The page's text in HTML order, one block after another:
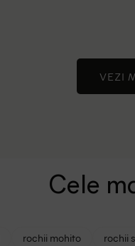
VEZI
Cele
rochii mohito rochii